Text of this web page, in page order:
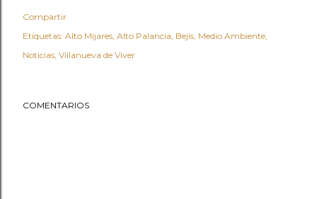
Compartir
Etiquetas: Alto Mijares Alto Palancia Bejís Medio Ambiente
Noticias Villanueva de Viver
COMENTARIOS